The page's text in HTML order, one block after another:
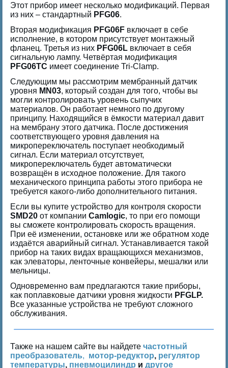
Этот прибор имеет несколько модификаций. Первая
из них – стандартный PFG06.
Вторая модификация PFG06F включает в себе
исполнение, в котором присутствует монтажный
фланец. Третья из них PFG06L включает в себя
сигнальную лампу. Четвёртая модификация
PFG06TC имеет соединение Tri-Clamp.
Следующим мы рассмотрим мембранный датчик
уровня MN03, который создан для того, чтобы вы
могли контролировать уровень сыпучих
материалов. Он работает немного по другому
принципу. Находящийся в ёмкости материал давит
на мембрану этого датчика. После достижения
соответствующего уровня давления на
микропереключатель поступает необходимый
сигнал. Если материал отсутствует,
микропереключатель будет автоматически
возвращён в исходное положение. Для такого
механического принципа работы этого прибора не
требуется какого-либо дополнительного питания.
Если вы купите устройство для контроля скорости
SMD20 от компанииCamlogic, то при его помощи
вы сможете контролировать скорость вращения.
При её изменении, остановке или же обратном ходе
издаётся аварийный сигнал. Устанавливается такой
прибор на таких видах вращающихся механизмов,
как элеваторы, ленточные конвейеры, мешалки или
мельницы.
Одновременно вам предлагаютсятакие приборы,
как поплавковые датчики уровня жидкости PFGLP.
Все указанные устройства не требуют сложного
обслуживания.
Также на нашем сайте вы найдетечастотный
преобразователь, мотор-редуктор, регулятор
температуры, пневмоцилиндр идругое